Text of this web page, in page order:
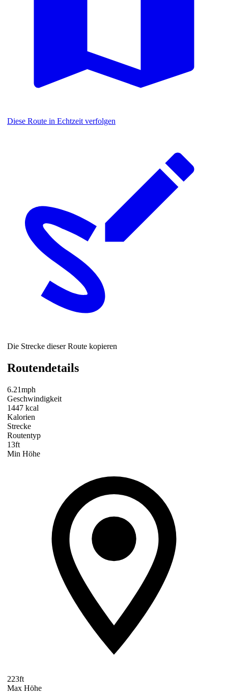
Diese Route in Echtzeit verfolgen
Die Strecke dieser Route kopieren
Routendetails
6.21mph
Geschwindigkeit
1447 kcal
Kalorien
Strecke
Routentyp
13ft
Min Höhe
223ft
Max Höhe